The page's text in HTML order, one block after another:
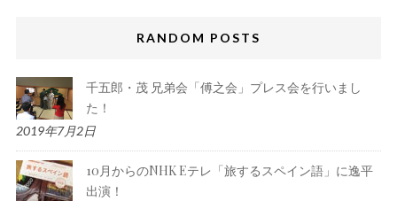
RANDOM POSTS
千五郎・茂 兄弟会「傅之会」プレス会を行いまし
た！
2019年7月2日
10月からのNHK Eテレ「旅するスペイン語」に逸平
出演！